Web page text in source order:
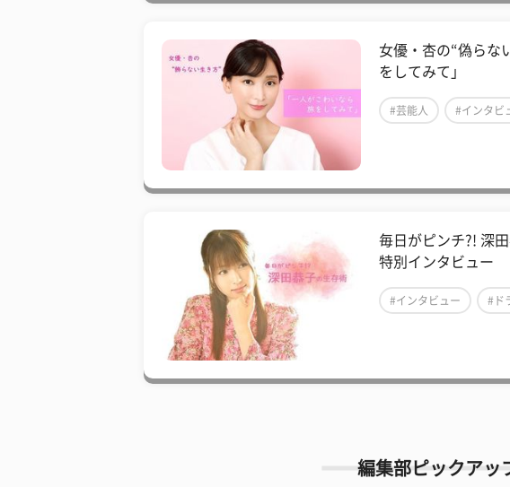
女優・杏の“偽らな
をしてみて」
#芸能人 #インタビ
毎日がピンチ?! 深
特別インタビュー
#インタビュー #ド
編集部ピックアッ